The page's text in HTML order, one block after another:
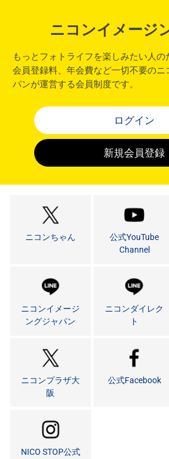
ニコンイメージ
もっとフォトライフを楽しみたい人の
会員登録料、年会費など一切不要のニ
パンが運営する会員制度です。
ログイン
新規会員登録
ニコンちゃん
公式YouTube
Channel
ニコンイメージ
ングジャパン
ニコンダイレク
ト
ニコンプラザ大
阪
公式Facebook
NICO STOP公式